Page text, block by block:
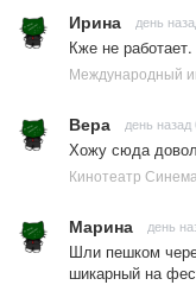
Ирина день
Кже не работает.
Международный
Вера день назад
Хожу сюда
Кинотеатр
Марина день
Шли пешком
шикарный на